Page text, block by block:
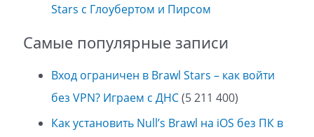
Stars с Глоубертом и Пирсом
Самые популярные записи
Вход ограничен в Brawl Stars – как войти
без VPN? Играем с ДНС(5 211 400)
Как установить Null’s Brawl на iOS без ПК в